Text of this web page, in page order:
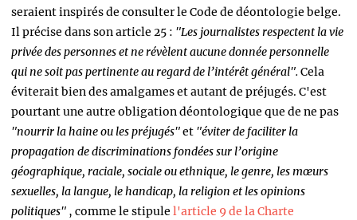
seraient inspirés de consulter le Code de déontologie belge.
Il précise dans son article 25 : "Les journalistes respectent la vie
privée des personnes et ne révèlent aucune donnée personnelle
qui ne soit pas pertinente au regard de l’intérêt général". Cela
éviterait bien des amalgames et autant de préjugés. C'est
pourtant une autre obligation déontologique que de ne pas
"nourrir la haine ou les préjugés"et "éviter de faciliter la
propagation de discriminations fondées sur l’origine
géographique, raciale, sociale ou ethnique, le genre, les mœurs
sexuelles, la langue, le handicap, la religion et les opinions
politiques" , comme le stipule l'article 9 de la Charte